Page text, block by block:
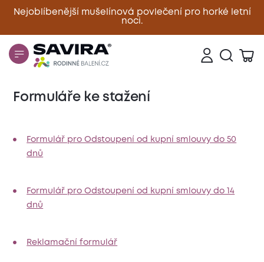
Nejoblíbenější mušelínová povlečení pro horké letní
noci.
Zavřít
Formuláře ke stažení
Formulář pro Odstoupení od kupní smlouvy do 50
dnů
Formulář pro Odstoupení od kupní smlouvy do 14
dnů
Reklamační formulář